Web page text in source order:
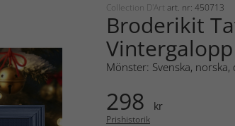
Collection D'Art art. nr: 450713
Broderikit
Vintergalopp
Mönster: Svenska, norska,
298 kr
Prishistorik